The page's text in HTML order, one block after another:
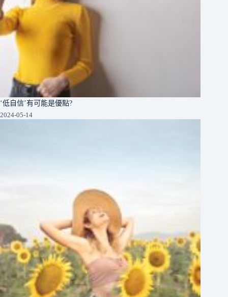
‘低自信’有可能是優點?
2024-05-14